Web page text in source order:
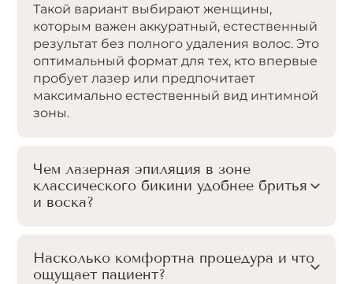
Такой вариант выбирают женщины,
которым важен аккуратный, естественный
результат без полного удаления волос. Это
оптимальный формат для тех, кто впервые
пробует лазер или предпочитает
максимально естественный вид интимной
зоны.
Чем лазерная эпиляция в зоне
классического бикини удобнее бритья
и воска?
Насколько комфортна процедура и что
ощущает пациент?